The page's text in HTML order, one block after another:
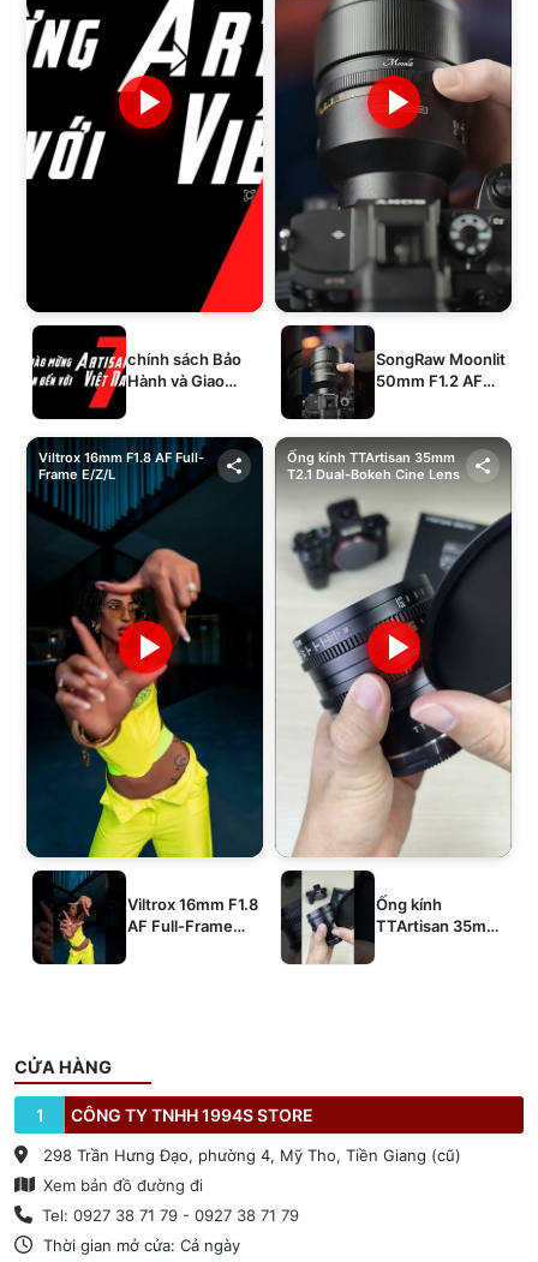
chính sách Bảo
Hành và Giao
SongRaw Moonlit
50mm F1.2 AF
Viltrox 16mm F1.8 AF Full-
Frame E/Z/L
Viltrox 16mm F1.8
AF Full-Frame
Ống kính TTArtisan 35mm
T2.1 Dual-Bokeh Cine Lens
Ống kính
TTArtisan 35mm
CỬA HÀNG
1 CÔNG TY TNHH 1994S STORE
298 Trần Hưng Đạo, phường 4, Mỹ Tho, Tiền Giang (cũ)
Xem bản đồ đường đi
Tel: 0927 38 71 79 - 0927 38 71 79
Thời gian mở cửa: Cả ngày